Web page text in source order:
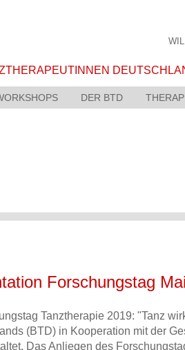
DER BTD
Forschungstag
Tanztherapie 2019: "Tanz
(BTD) in Kooperation mit der
Das Anliegen des